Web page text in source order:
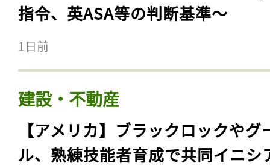
指令、英ASA等の判断基準〜
1日前
建設・不動産
【アメリカ】ブラックロックやグ
ル、熟練技能者育成で共同イニシ